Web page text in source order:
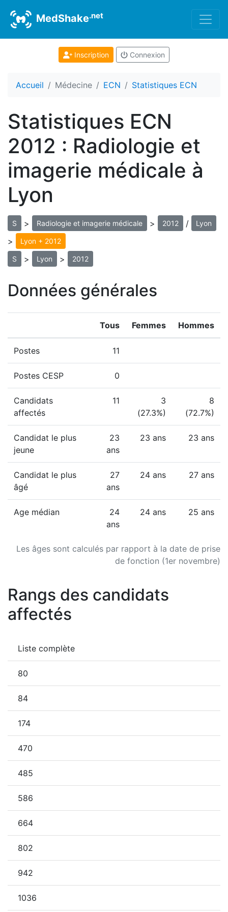
MedShake.net
Inscription Connexion
Accueil Médecine ECN Statistiques ECN
Statistiques ECN
2012 : Radiologie et
imagerie médicale à
Lyon
S > Radiologie et imagerie médicale > 2012 / Lyon
> Lyon + 2012
S > Lyon > 2012
Données générales
Les âges sont calculés par rapport à la date de prise
de fonction (1er novembre)
Tous Femmes Hommes
Postes 11
Postes CESP 0
Candidats
affectés
11
3
(27.3%)
8
(72.7%)
Candidat le plus
jeune
23
ans
23 ans 23 ans
Candidat le plus
âgé
27
ans
24 ans 27 ans
Age médian
24
ans
24 ans 25 ans
Rangs des candidats
affectés
Liste complète
80
84
174
470
485
586
664
802
942
1036